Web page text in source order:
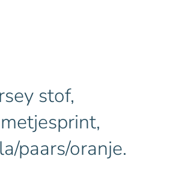
stof,
paars/oranje.